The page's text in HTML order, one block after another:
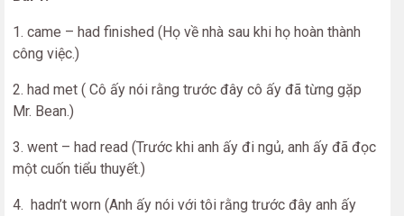
1. came – had finished (Họ về nhà sau khi họ hoàn thành
công việc.)
2. had met ( Cô ấy nói rằng trước đây cô ấy đã từng gặp
Mr. Bean.)
3. went – had read (Trước khi anh ấy đi ngủ, anh ấy đã đọc
một cuốn tiểu thuyết.)
4. hadn’t worn (Anh ấy nói với tôi rằng trước đây anh ấy